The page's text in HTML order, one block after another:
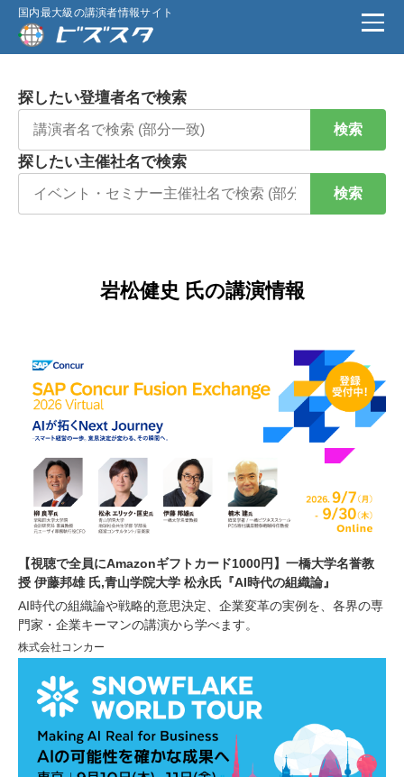
国内最大級の講演者情報サイト
探したい登壇者名で検索
検索
探したい主催社名で検索
検索
岩松健史 氏の講演情報
【視聴で全員にAmazonギフトカード1000円】一橋大学名誉教
授 伊藤邦雄 氏,青山学院大学 松永氏『AI時代の組織論』
AI時代の組織論や戦略的意思決定、企業変革の実例を、各界の専
門家・企業キーマンの講演から学べます。
株式会社コンカー